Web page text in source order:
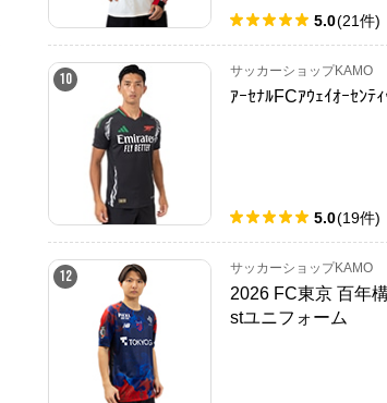
5.0(21件)
10 サッカーショップKAMO
ｱｰｾﾅﾙFCｱｳｪｲｵｰｾﾝﾃ
5.0(19件)
12 サッカーショップKAMO
2026 FC東京 百年
stユニフォーム